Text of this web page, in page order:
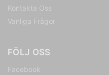
Kontakta Oss
Vanliga Frågor
FÖLJ OSS
Facebook